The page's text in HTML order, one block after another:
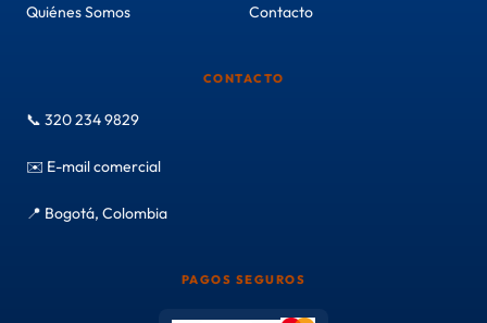
Quiénes Somos Contacto
CONTACTO
📞 320 234 9829
✉️ E-mail comercial
📍 Bogotá, Colombia
PAGOS SEGUROS